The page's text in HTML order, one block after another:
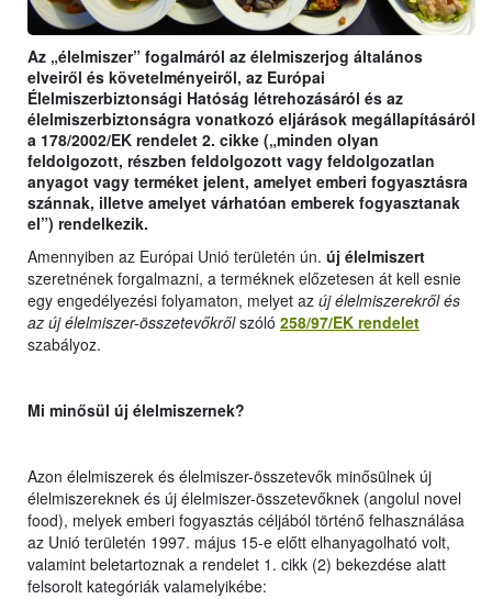
Az „élelmiszer” fogalmáról az élelmiszerjog általános
elveiről és követelményeiről, az Európai
Élelmiszerbiztonsági Hatóság létrehozásáról és az
élelmiszerbiztonságra vonatkozó eljárások megállapításáról
a 178/2002/EK rendelet 2. cikke („minden olyan
feldolgozott, részben feldolgozott vagy feldolgozatlan
anyagot vagy terméket jelent, amelyet emberi fogyasztásra
szánnak, illetve amelyet várhatóan emberek fogyasztanak
el”) rendelkezik.
Amennyiben az Európai Unió területén ún. új élelmiszert
szeretnének forgalmazni, a terméknek előzetesen át kell esnie
egy engedélyezési folyamaton, melyet az új élelmiszerekről és
az új élelmiszer-összetevőkrőlszóló 258/97/EK rendelet
szabályoz.
Mi minősül új élelmiszernek?
Azon élelmiszerek és élelmiszer-összetevők minősülnek új
élelmiszereknek és új élelmiszer-összetevőknek (angolul novel
food), melyek emberi fogyasztás céljából történő felhasználása
az Unió területén 1997. május 15-e előtt elhanyagolható volt,
valamint beletartoznak a rendelet 1. cikk (2) bekezdése alatt
felsorolt kategóriák valamelyikébe: